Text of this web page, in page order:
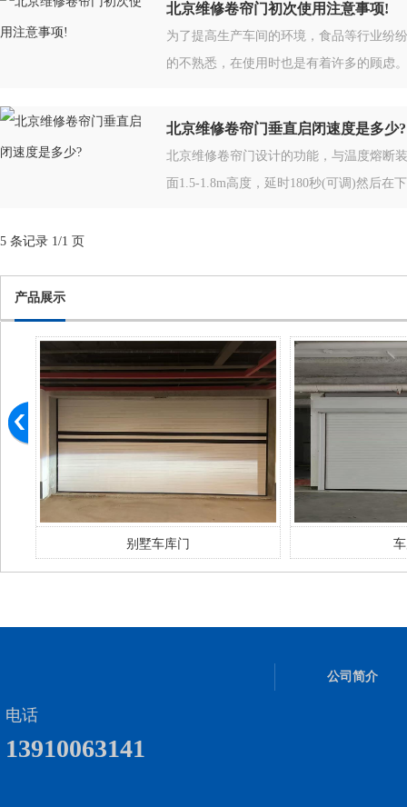
北京维修卷帘门初次使用注意事项!
为了提高生产车间的环境，食品等行业纷
的不熟悉，在使用时也是有着许多的顾虑
北京维修卷帘门垂直启闭速度是多少?
北京维修卷帘门设计的功能，与温度熔断
面1.5-1.8m高度，延时180秒(可调)然后在
5 条记录 1/1 页
产品展示
车库门 车
电话
13910063141
公司简介